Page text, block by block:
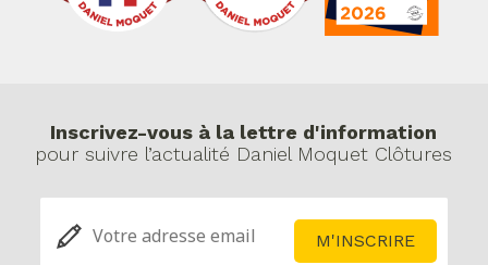
Inscrivez-vous à la lettre d'information
pour suivre l’actualité Daniel Moquet Clôtures